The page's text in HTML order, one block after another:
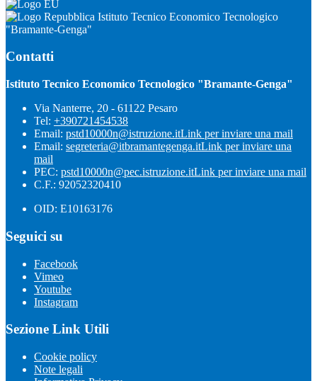
Istituto Tecnico Economico Tecnologico
"Bramante-Genga"
Contatti
Istituto Tecnico Economico Tecnologico "Bramante-Genga"
Via Nanterre, 20 - 61122 Pesaro
Tel: +390721454538
Email: pstd10000n@istruzione.itLink per inviare una mail
Email: segreteria@itbramantegenga.itLink per inviare una
mail
PEC: pstd10000n@pec.istruzione.itLink per inviare una mail
C.F.: 92052320410
OID: E10163176
Seguici su
Facebook
Vimeo
Youtube
Instagram
Sezione Link Utili
Cookie policy
Note legali